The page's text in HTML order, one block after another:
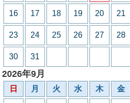
16 17 18 19 20 21
23 24 25 26 27 28
30 31
2026年9月
日 月 火 水 木 金